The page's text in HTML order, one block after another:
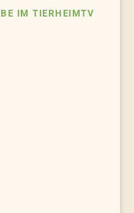
IM TIERHEIMTV